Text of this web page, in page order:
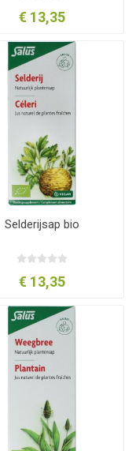
€ 13,35
Selderijsap bio
€ 13,35